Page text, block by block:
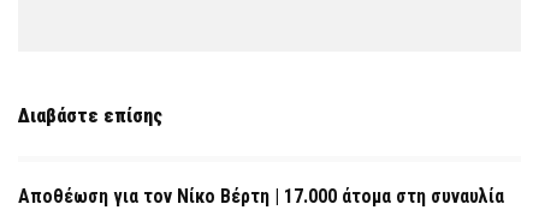
Διαβάστε επίσης
Αποθέωση για τον Νίκο Βέρτη | 17.000 άτομα στη συναυλία